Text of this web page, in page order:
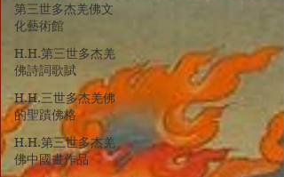
第三世多杰羌佛文
化藝術館
H.H.第三世多杰羌
佛詩詞歌賦
H.H.三世多杰羌佛
的聖蹟佛格
H.H.第三世多杰羌
佛中國畫作品